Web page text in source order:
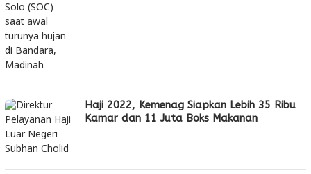
Haji 2022, Kemenag Siapkan Lebih 35 Ribu
Kamar dan 11 Juta Boks Makanan